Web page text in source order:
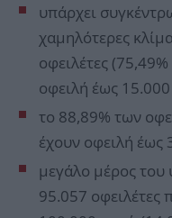
υπάρχει
χαμηλότερες
οφειλέτες
οφειλή έως
το 88,89% των
έχουν οφειλή έως
μεγάλο μέρος
95.057 οφειλέτες